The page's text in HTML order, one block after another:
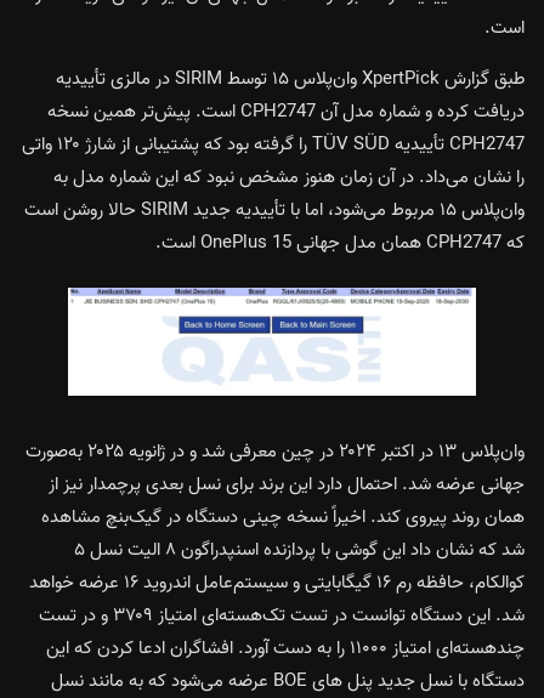
است.
طبق گزارش XpertPick وان‌پلاس ۱۵ توسط SIRIM در مالزی تأییدیه
دریافت کرده و شماره مدل آن CPH2747 است. پیش‌تر همین نسخه
CPH2747 تأییدیه TÜV SÜD را گرفته بود که پشتیبانی از شارژ ۱۲۰ واتی
را نشان می‌داد. در آن زمان هنوز مشخص نبود که این شماره مدل به
وان‌پلاس ۱۵ مربوط می‌شود، اما با تأییدیه جدید SIRIM حالا روشن است
که CPH2747 همان مدل جهانی OnePlus 15 است.
وان‌پلاس ۱۳ در اکتبر ۲۰۲۴ در چین معرفی شد و در ژانویه ۲۰۲۵ به‌صورت
جهانی عرضه شد. احتمال دارد این برند برای نسل بعدی پرچمدار نیز از
همان روند پیروی کند. اخیراً نسخه چینی دستگاه در گیک‌بنچ مشاهده
شد که نشان داد این گوشی با پردازنده اسنپدراگون ۸ الیت نسل ۵
کوالکام، حافظه رم ۱۶ گیگابایتی و سیستم‌عامل اندروید ۱۶ عرضه خواهد
شد. این دستگاه توانست در تست تک‌هسته‌ای امتیاز ۳۷۰۹ و در تست
چند‌هسته‌ای امتیاز ۱۱۰۰۰ را به دست آورد. افشاگران ادعا کردن که این
دستگاه با نسل جدید پنل های BOE عرضه می‌شود که به مانند نسل